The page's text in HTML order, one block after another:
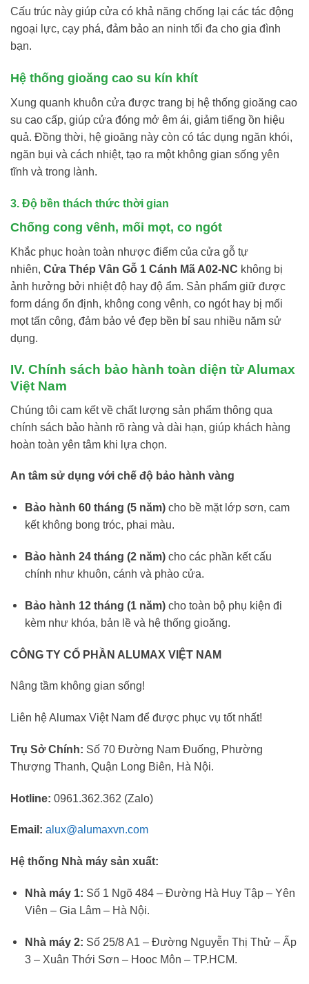
Cấu trúc này giúp cửa có khả năng chống lại các tác động
ngoại lực, cạy phá, đảm bảo an ninh tối đa cho gia đình
bạn.
Hệ thống gioăng cao su kín khít
Xung quanh khuôn cửa được trang bị hệ thống gioăng cao
su cao cấp, giúp cửa đóng mở êm ái, giảm tiếng ồn hiệu
quả. Đồng thời, hệ gioăng này còn có tác dụng ngăn khói,
ngăn bụi và cách nhiệt, tạo ra một không gian sống yên
tĩnh và trong lành.
3. Độ bền thách thức thời gian
Chống cong vênh, mối mọt, co ngót
Khắc phục hoàn toàn nhược điểm của cửa gỗ tự
nhiên, Cửa Thép Vân Gỗ 1 Cánh Mã A02-NC không bị
ảnh hưởng bởi nhiệt độ hay độ ẩm. Sản phẩm giữ được
form dáng ổn định, không cong vênh, co ngót hay bị mối
mọt tấn công, đảm bảo vẻ đẹp bền bỉ sau nhiều năm sử
dụng.
IV. Chính sách bảo hành toàn diện từ Alumax
Việt Nam
Chúng tôi cam kết về chất lượng sản phẩm thông qua
chính sách bảo hành rõ ràng và dài hạn, giúp khách hàng
hoàn toàn yên tâm khi lựa chọn.
An tâm sử dụng với chế độ bảo hành vàng
Bảo hành 60 tháng (5 năm)cho bề mặt lớp sơn, cam
kết không bong tróc, phai màu.
Bảo hành 24 tháng (2 năm)cho các phần kết cấu
chính như khuôn, cánh và phào cửa.
Bảo hành 12 tháng (1 năm)cho toàn bộ phụ kiện đi
kèm như khóa, bản lề và hệ thống gioăng.
CÔNG TY CỔ PHẦN ALUMAX VIỆT NAM
Nâng tầm không gian sống!
Liên hệ Alumax Việt Nam để được phục vụ tốt nhất!
Trụ Sở Chính: Số 70 Đường Nam Đuống, Phường
Thượng Thanh, Quận Long Biên, Hà Nội.
Hotline: 0961.362.362 (Zalo)
Email: alux@alumaxvn.com
Hệ thống Nhà máy sản xuất:
Nhà máy 1: Số 1 Ngõ 484 – Đường Hà Huy Tập – Yên
Viên – Gia Lâm – Hà Nội.
Nhà máy 2: Số 25/8 A1 – Đường Nguyễn Thị Thử – Ấp
3 – Xuân Thới Sơn – Hooc Môn – TP.HCM.